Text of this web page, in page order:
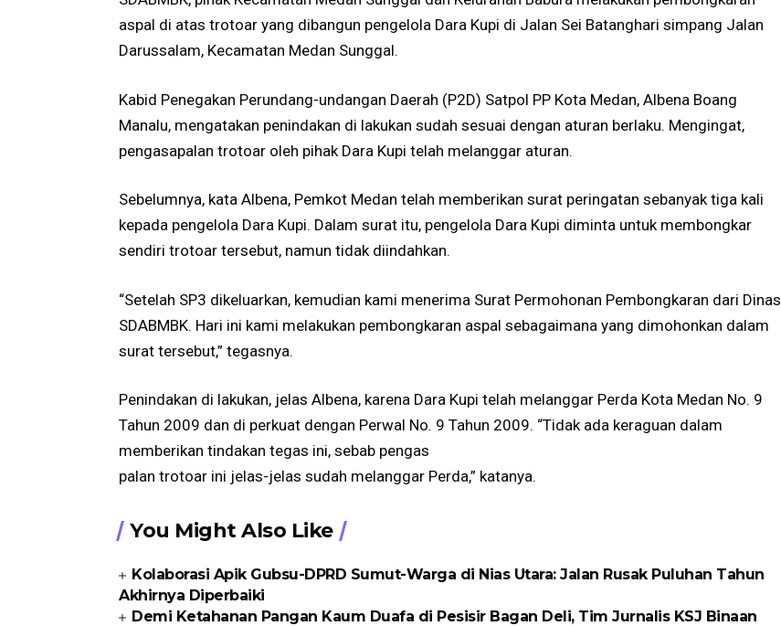
aspal di atas trotoar yang dibangun pengelola Dara Kupi di Jalan Sei Batanghari simpang Jalan
Darussalam, Kecamatan Medan Sunggal.
Kabid Penegakan Perundang-undangan Daerah (P2D) Satpol PP Kota Medan, Albena Boang
Manalu, mengatakan penindakan di lakukan sudah sesuai dengan aturan berlaku. Mengingat,
pengasapalan trotoar oleh pihak Dara Kupi telah melanggar aturan.
Sebelumnya, kata Albena, Pemkot Medan telah memberikan surat peringatan sebanyak tiga kali
kepada pengelola Dara Kupi. Dalam surat itu, pengelola Dara Kupi diminta untuk membongkar
sendiri trotoar tersebut, namun tidak diindahkan.
“Setelah SP3 dikeluarkan, kemudian kami menerima Surat Permohonan Pembongkaran dari Dinas
SDABMBK. Hari ini kami melakukan pembongkaran aspal sebagaimana yang dimohonkan dalam
surat tersebut,” tegasnya.
Penindakan di lakukan, jelas Albena, karena Dara Kupi telah melanggar Perda Kota Medan No. 9
Tahun 2009 dan di perkuat dengan Perwal No. 9 Tahun 2009. “Tidak ada keraguan dalam
memberikan tindakan tegas ini, sebab pengas
palan trotoar ini jelas-jelas sudah melanggar Perda,” katanya.
You Might Also Like
Kolaborasi Apik Gubsu-DPRD Sumut-Warga di Nias Utara: Jalan Rusak Puluhan Tahun
Akhirnya Diperbaiki
Demi Ketahanan Pangan Kaum Duafa di Pesisir Bagan Deli, Tim Jurnalis KSJ Binaan